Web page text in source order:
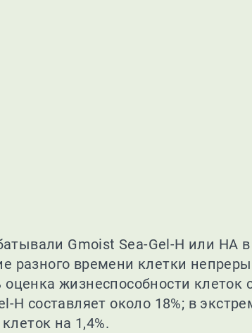
Gmoist Sea-Gel-H или HA
разного времени клетки
оценка жизнеспособности
H составляет около 18%; в
на 1,4%.